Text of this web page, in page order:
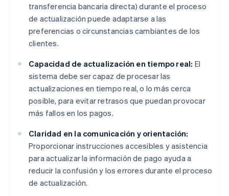
transferencia bancaria directa) durante el proceso
de actualización puede adaptarse a las
preferencias o circunstancias cambiantes de los
clientes.
Capacidad de actualización en tiempo real: El
sistema debe ser capaz de procesar las
actualizaciones en tiempo real, o lo más cerca
posible, para evitar retrasos que puedan provocar
más fallos en los pagos.
Claridad en la comunicación y orientación:
Proporcionar instrucciones accesibles y asistencia
para actualizar la información de pago ayuda a
reducir la confusión y los errores durante el proceso
de actualización.